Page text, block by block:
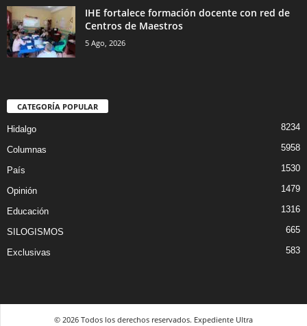
IHE fortalece formación docente con red de
Centros de Maestros
5 Ago, 2026
CATEGORÍA POPULAR
Hidalgo 8234
Columnas 5958
País 1530
Opinión 1479
Educación 1316
SILOGISMOS 665
Exclusivas 583
© 2026 Todos los derechos reservados. Expediente Ultra